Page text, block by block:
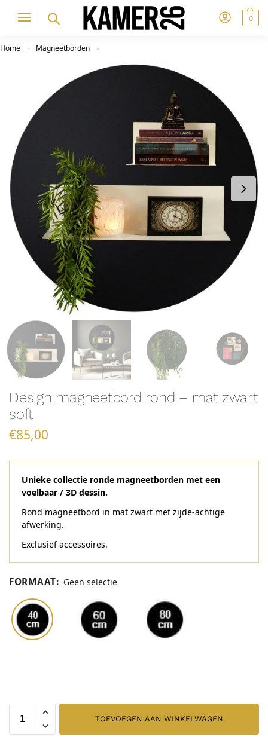
0
Home » Magneetborden »
Design magneetbord rond – mat zwart
soft
€85,00
Unieke collectie ronde magneetborden met een
voelbaar / 3D dessin.
Rond magneetbord in mat zwart met zijde-achtige
afwerking.
Exclusief accessoires.
FORMAAT: Geen selectie
TOEVOEGEN AAN WINKELWAGEN